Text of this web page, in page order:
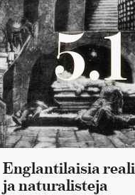
5.1
Englantilaisia realisteja
ja naturalisteja